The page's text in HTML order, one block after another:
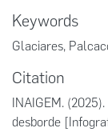
Keywords
Glaciares,
Citation
INAIGEM.
desborde